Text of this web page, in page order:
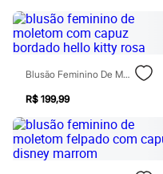
Meias
Pijamas
Moda praia
Personagens
Plus size
Blusas e Camisetas
Calças
Casacos e Jaquetas
Jeans
Moda esportiva
Blusão Feminino De Moletom Com Capuz Bordado Hello Kitty Rosa
R$ 199,99